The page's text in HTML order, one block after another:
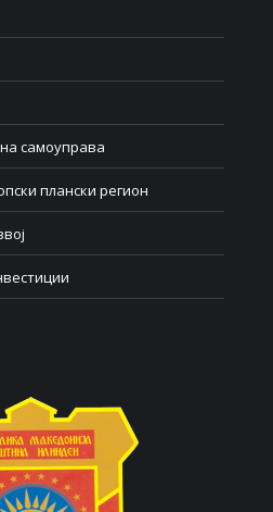
самоуправа
плански регион